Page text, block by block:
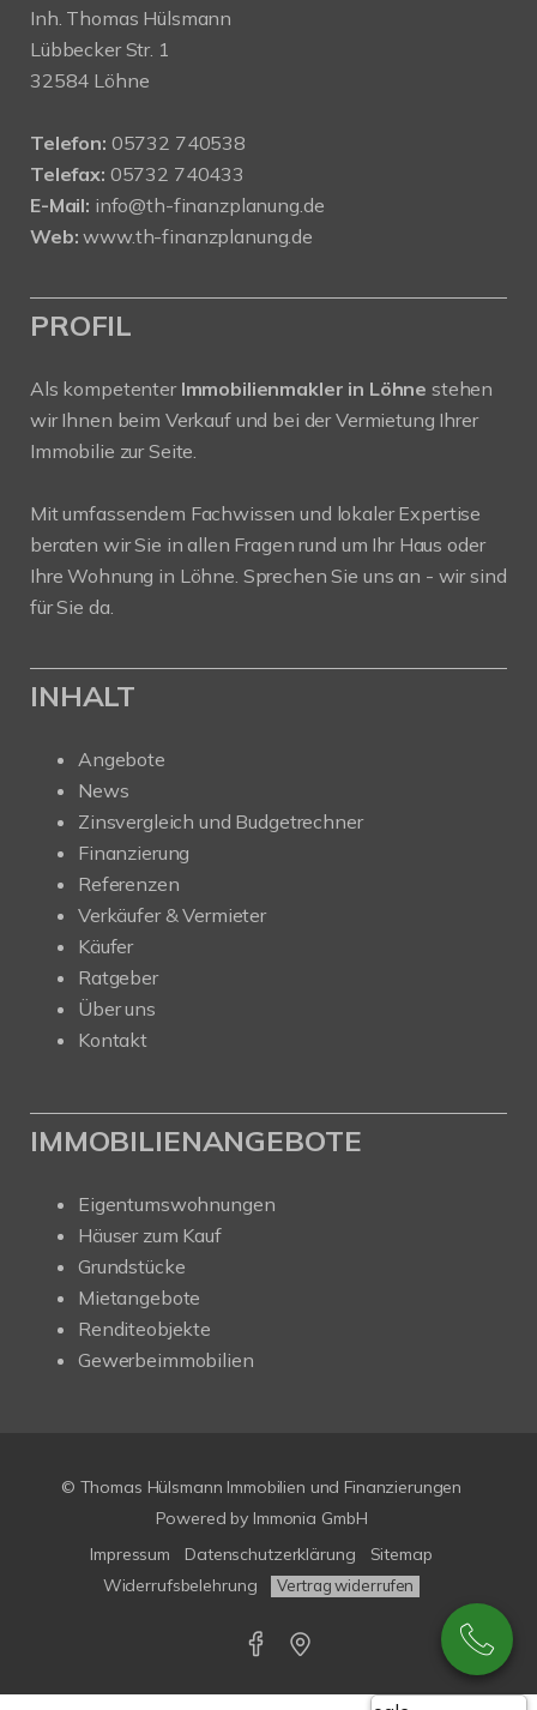
Inh. Thomas Hülsmann
Lübbecker Str. 1
32584 Löhne
Telefon: 05732 740538
Telefax: 05732 740433
E-Mail: info@th-finanzplanung.de
Web: www.th-finanzplanung.de
PROFIL
Als kompetenter Immobilienmakler in Löhne stehen
wir Ihnen beim Verkauf und bei der Vermietung Ihrer
Immobilie zur Seite.
Mit umfassendem Fachwissen und lokaler Expertise
beraten wir Sie in allen Fragen rund um Ihr Haus oder
Ihre Wohnung in Löhne. Sprechen Sie uns an - wir sind
für Sie da.
INHALT
Angebote
News
Zinsvergleich und Budgetrechner
Finanzierung
Referenzen
Verkäufer & Vermieter
Käufer
Ratgeber
Über uns
Kontakt
IMMOBILIENANGEBOTE
Eigentumswohnungen
Häuser zum Kauf
Grundstücke
Mietangebote
Renditeobjekte
Gewerbeimmobilien
© Thomas Hülsmann Immobilien und Finanzierungen
Powered by Immonia GmbH
Impressum
Datenschutzerklärung
Sitemap
Widerrufsbelehrung
Vertrag widerrufen